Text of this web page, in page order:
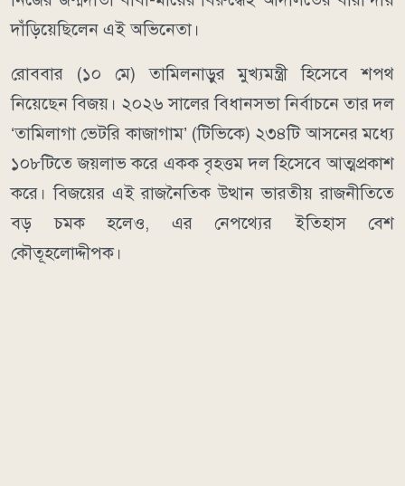
দাঁড়িয়েছিলেন এই অভিনেতা।
রোববার (১০ মে) তামিলনাড়ুর মুখ্যমন্ত্রী হিসেবে শপথ
নিয়েছেন বিজয়। ২০২৬ সালের বিধানসভা নির্বাচনে তার দল
‘তামিলাগা ভেটরি কাজাগাম’ (টিভিকে) ২৩৪টি আসনের মধ্যে
১০৮টিতে জয়লাভ করে একক বৃহত্তম দল হিসেবে আত্মপ্রকাশ
করে। বিজয়ের এই রাজনৈতিক উত্থান ভারতীয় রাজনীতিতে
বড় চমক হলেও, এর নেপথ্যের ইতিহাস বেশ
কৌতূহলোদ্দীপক।